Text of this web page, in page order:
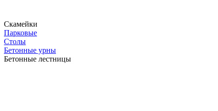
Скамейки
Парковые
Столы
Бетонные урны
Бетонные лестницы